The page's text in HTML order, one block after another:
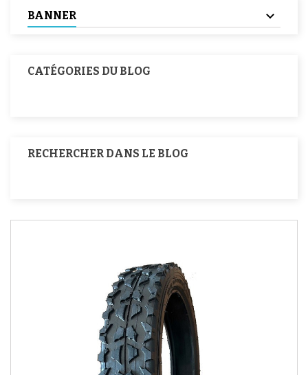
BANNER
CATÉGORIES DU BLOG
RECHERCHER DANS LE BLOG